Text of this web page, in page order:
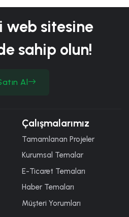
web sitesine
sahip olun!
Al
Çalışmalarımız
Tamamlanan Projeler
Kurumsal Temalar
E-Ticaret Temaları
Haber Temaları
Müşteri Yorumları